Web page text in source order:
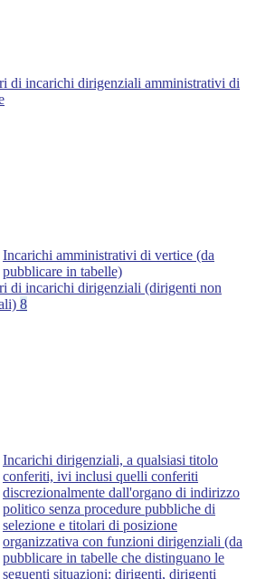
di incarichi dirigenziali amministrativi di
Incarichi amministrativi di vertice (da
pubblicare in tabelle)
di incarichi dirigenziali (dirigenti non
8
Incarichi dirigenziali, a qualsiasi titolo
conferiti, ivi inclusi quelli conferiti
discrezionalmente dall'organo di indirizzo
politico senza procedure pubbliche di
selezione e titolari di posizione
organizzativa con funzioni dirigenziali (da
pubblicare in tabelle che distinguano le
seguenti situazioni: dirigenti, dirigenti